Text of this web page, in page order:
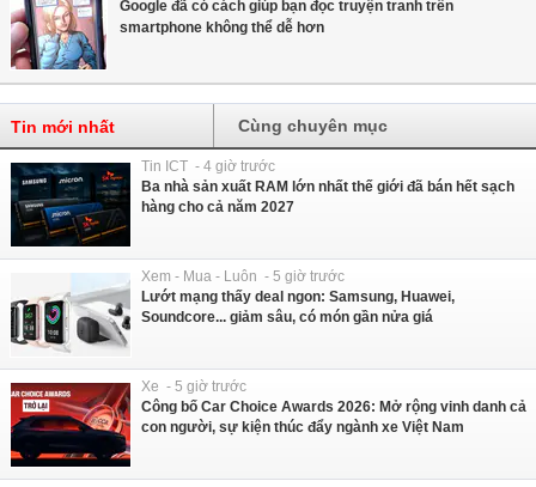
Google đã có cách giúp bạn đọc truyện tranh trên
smartphone không thể dễ hơn
Tin mới nhất Cùng chuyên mục
Tin ICT - 4 giờ trước
Ba nhà sản xuất RAM lớn nhất thế giới đã bán hết sạch
hàng cho cả năm 2027
Xem - Mua - Luôn - 5 giờ trước
Lướt mạng thấy deal ngon: Samsung, Huawei,
Soundcore... giảm sâu, có món gần nửa giá
Xe - 5 giờ trước
Công bố Car Choice Awards 2026: Mở rộng vinh danh cả
con người, sự kiện thúc đẩy ngành xe Việt Nam